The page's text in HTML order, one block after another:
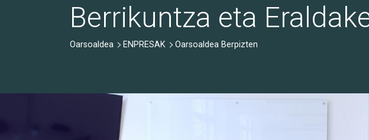
Berrikuntza eta
Oarsoaldea ENPRESAK Oarsoaldea Berpizten